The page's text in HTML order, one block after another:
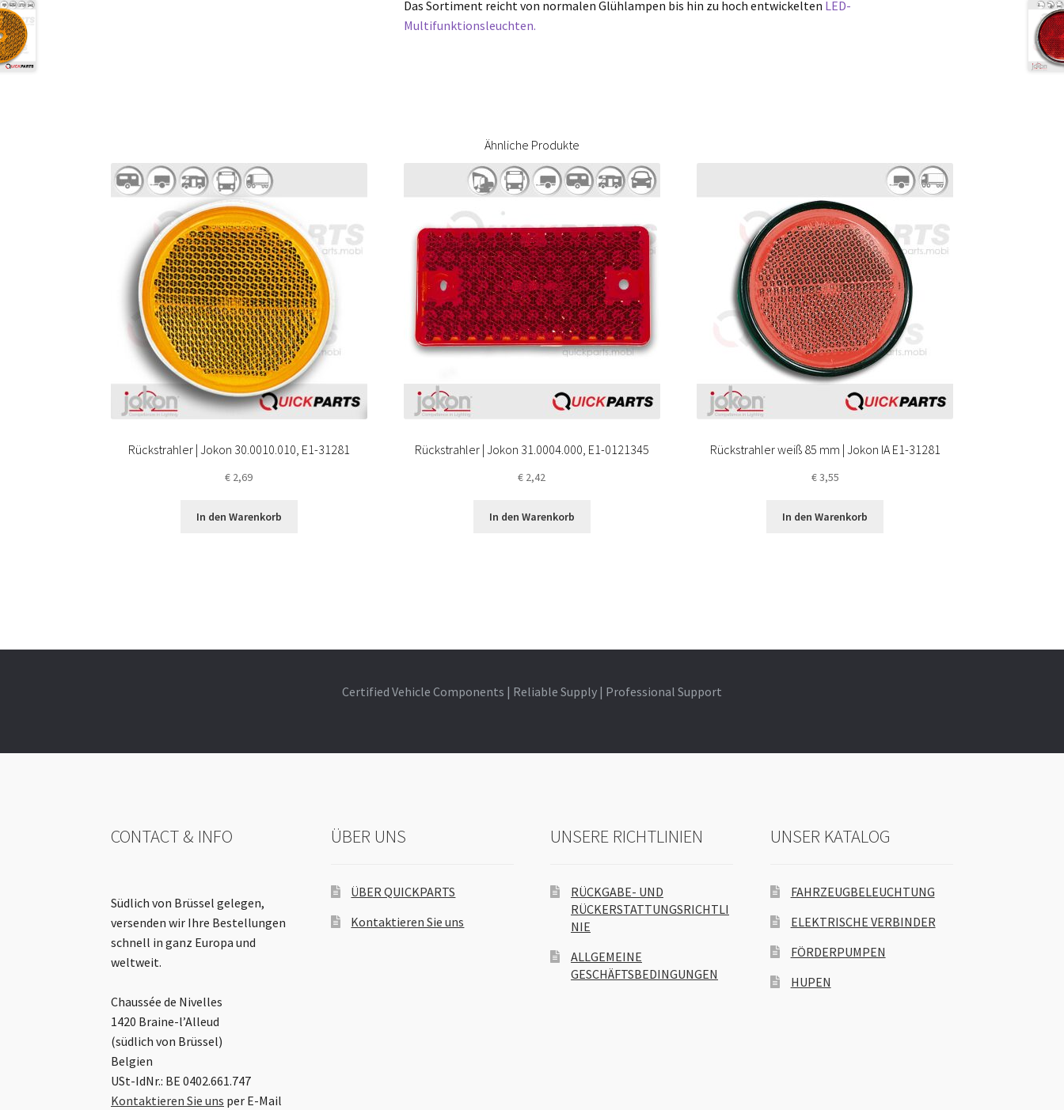
Das Sortiment reicht von normalen Glühlampen bis hin zu hoch entwickelten LED-
Multifunktionsleuchten.
Ähnliche Produkte
Rückstrahler | Jokon 30.0010.010, E1-31281
€ 2,69
In den Warenkorb
Rückstrahler | Jokon 31.0004.000, E1-0121345
€ 2,42
In den Warenkorb
Rückstrahler weiß 85 mm | Jokon IA E1-31281
€3,55
In den Warenkorb
Certified Vehicle Components | Reliable Supply | Professional Support
CONTACT & INFO
Südlich von Brüssel gelegen,
versenden wir Ihre Bestellungen
schnell in ganz Europa und
weltweit.
Chaussée de Nivelles
1420 Braine-l’Alleud
(südlich von Brüssel)
Belgien
USt-IdNr.: BE 0402.661.747
Kontaktieren Sie uns per E-Mail
ÜBER UNS
ÜBER QUICKPARTS
Kontaktieren Sie uns
UNSERE RICHTLINIEN
RÜCKGABE- UND
RÜCKERSTATTUNGSRICHTLI
NIE
ALLGEMEINE
GESCHÄFTSBEDINGUNGEN
UNSER KATALOG
FAHRZEUGBELEUCHTUNG
ELEKTRISCHE VERBINDER
FÖRDERPUMPEN
HUPEN